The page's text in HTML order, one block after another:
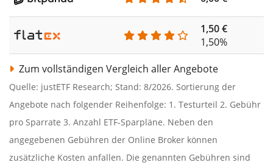
1,50 €
1,50%
Zum vollständigen Vergleich aller Angebote
Quelle: justETF Research; Stand: 8/2026. Sortierung der
Angebote nach folgender Reihenfolge: 1. Testurteil 2. Gebühr
pro Sparrate 3. Anzahl ETF-Sparpläne. Neben den
angegebenen Gebühren der Online Broker können
zusätzliche Kosten anfallen. Die genannten Gebühren sind